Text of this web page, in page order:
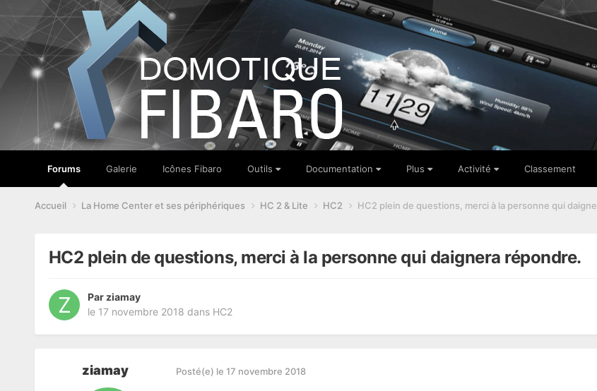
Forums Galerie Icônes Fibaro Outils Documentation Plus Activité Classement
Accueil La Home Center et ses périphériques HC 2 & Lite HC2 HC2 plein de questions, merci à la personne qui
HC2 plein de questions, merci à la personne qui daignera répondre.
Par ziamay
le 17 novembre 2018 dans HC2
ziamay Posté(e) le 17 novembre 2018